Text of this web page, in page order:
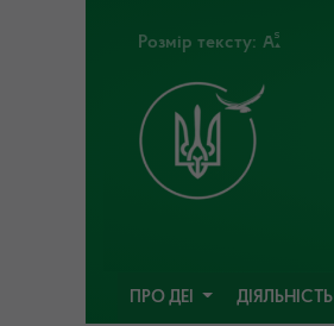
Розмір тексту:
ПРО ДЕІ ДІЯЛЬНІСТЬ